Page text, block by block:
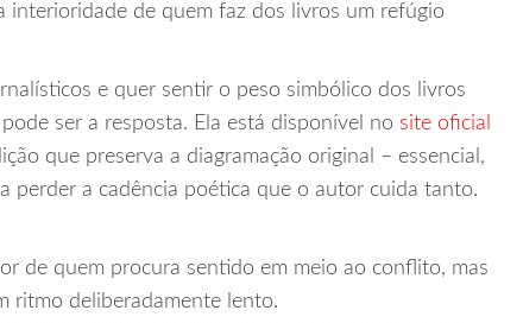
interioridade de quem faz dos livros um refúgio
e quer sentir o peso simbólico dos livros
ser a resposta. Ela está disponível no site oficial
que preserva a diagramação original – essencial,
perder a cadência poética que o autor cuida tanto.
de quem procura sentido em meio ao conflito, mas
ritmo deliberadamente lento.